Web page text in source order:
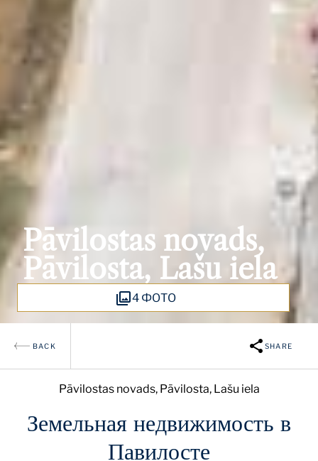
Pāvilostas novads,
Pāvilosta, Lašu iela
4 ФОТО
BACK SHARE
Pāvilostas novads, Pāvilosta, Lašu iela
Земельная недвижимость в
Павилосте